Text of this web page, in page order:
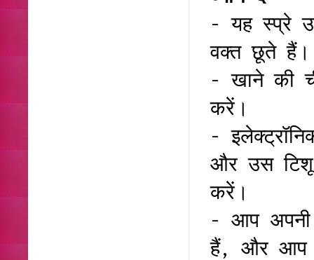
- यह स्प्रे
वक्त छूते हैं।
- खाने की
करें।
-
और उस टिशू
करें।
- आप
हैं, और आप